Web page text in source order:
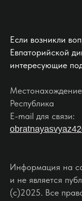
Если возникли
Евпаторийской
интересующие
Местонахождение
Республика
E-mail для связи:
Информация на
и не является
(c)2025. Все